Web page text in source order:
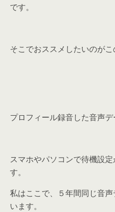
です。
そこでおススメしたいのがこ
プロフィール録音した音声デ
スマホやパソコンで待機設
す。
私はここで、
５年間同じ音
います。